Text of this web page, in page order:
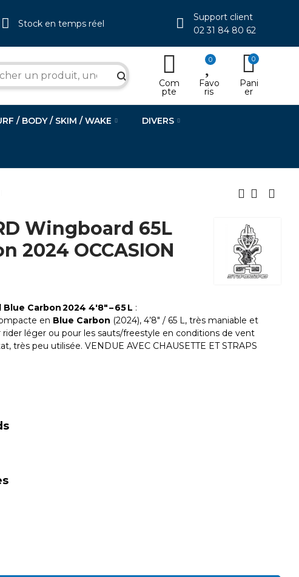
Stock en temps réel
Support client
02 31 84 80 62
search Com
pte
0
Favo
ris
0
Pani
er
/ BODY / SKIM / WAKE DIVERS
Wingboard 65L
2024 OCCASION
Carbon 2024 4'8″ – 65 L :
en Blue Carbon (2024), 4’8″ / 65 L, très maniable et
léger ou pour les sauts/freestyle en conditions de vent
très peu utilisée. VENDUE AVEC CHAUSETTE ET STRAPS